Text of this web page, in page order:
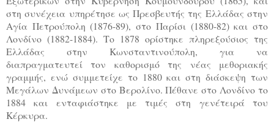
στη συνέχεια υπηρέτησε ως Πρεσβευτής της Ελλάδας στην
Αγία Πετρούπολη (1876-89), στο Παρίσι (1880-82) και στο
Λονδίνο (1882-1884). Το 1878 ορίστηκε πληρεξούσιος της
Ελλάδας στην Κωνσταντινούπολη, για να
διαπραγματευτεί τον καθορισμό της νέας μεθοριακής
γραμμής, ενώ συμμετείχε το 1880 και στη διάσκεψη των
Μεγάλων Δυνάμεων στο Βερολίνο. Πέθανε στο Λονδίνο το
1884 και ενταφιάστηκε με τιμές στη γενέτειρά του
Κέρκυρα.